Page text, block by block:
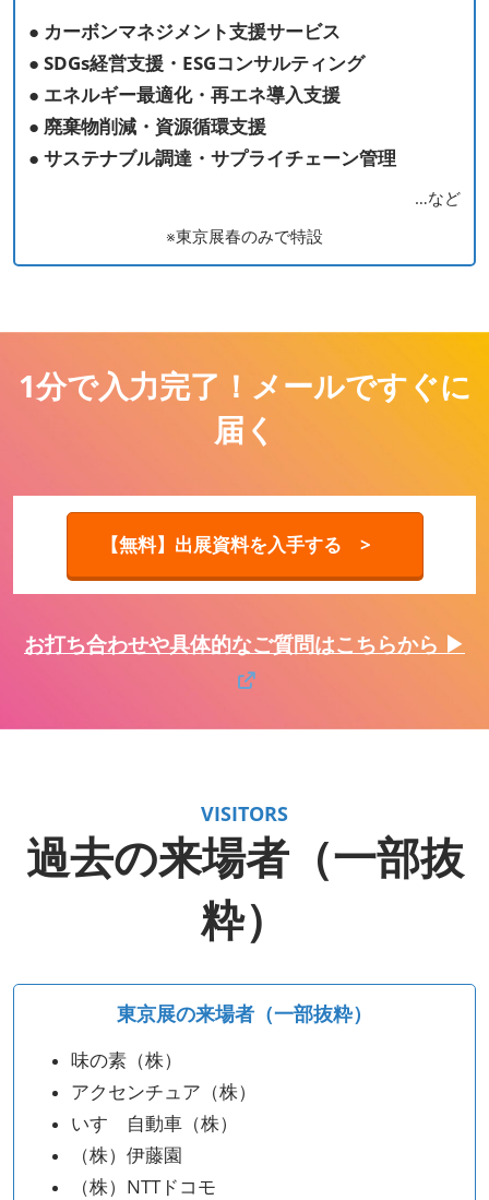
● カーボンマネジメント⽀援サービス
● SDGs経営⽀援・ESGコンサルティング
● エネルギー最適化・再エネ導⼊⽀援
● 廃棄物削減・資源循環⽀援
● サステナブル調達・サプライチェーン管理
…など
※東京展春のみで特設
1分で入力完了！メールですぐに
届く
【無料】出展資料を入手する >
お打ち合わせや具体的なご質問はこちらから ▶
VISITORS
過去の来場者（一部抜
粋）
東京展の来場者（一部抜粋）
味の素（株）
アクセンチュア（株）
いすゞ自動車（株）
（株）伊藤園
（株）NTTドコモ